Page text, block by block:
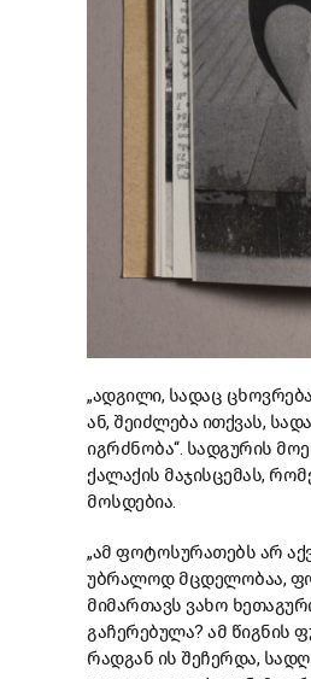
„ადგილი, სადაც
ან, შეიძლება ითქვას,
იგრძნობა“. სადგურის
ქალაქის მაჯისცემას,
მოსდებია.
„ამ ფოტოსურათებს არ
უბრალოდ მცდელობაა,
მიმართავს ვახო
გაჩერებულა? ამ წიგნის
რადგან ის შეჩერდა,